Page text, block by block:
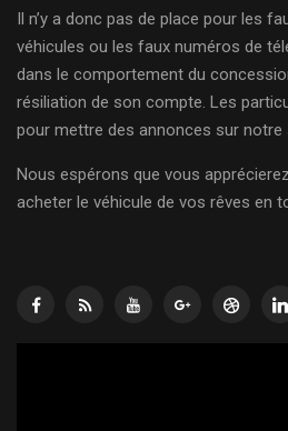
Il n’y a donc pas de place pour les
véhicules ou les faux numéros de
dans le comportement du
résiliation de son compte. Les
pour mettre des annonces sur notre
Nous espérons que vous
acheter le véhicule de vos rêves en